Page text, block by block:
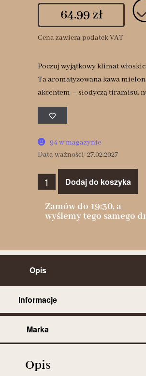
64.99 zł
Cena zawiera podatek VAT
Poczuj wyjątkowy klimat
Ta aromatyzowana kawa
akcentem – słodyczą tiramisu,
94 w magazynie
Data ważności: 27.02.2027
Dodaj do koszyka
Zamów do 19:30, a
wyślemy tego samego
Opis
Informacje
Marka
Opis